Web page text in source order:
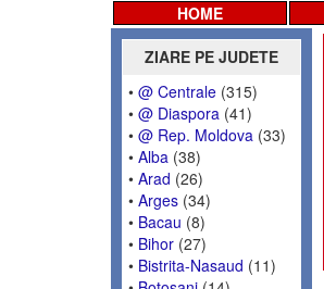
HOME
ZIARE PE JUDETE
• @ Centrale (315)
• @ Diaspora (41)
• @ Rep. Moldova (33)
• Alba (38)
• Arad (26)
• Arges (34)
• Bacau (8)
• Bihor (27)
• Bistrita-Nasaud (11)